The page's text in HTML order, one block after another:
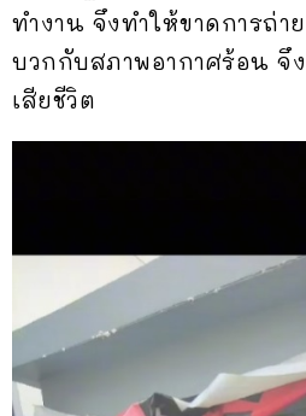
ทำงาน จึงทำให้ขาดการถ่า
บวกกับสภาพอากาศร้อน จึ
เสียชีวิต